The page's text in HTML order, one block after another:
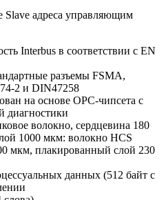
Slave адреса управляющим
Interbus в соответствии с EN
разъемы FSMA,
2 и DIN47258
на основе OPC-чипсета с
диагностики
волокно, сердцевина 180
1000 мкм: волокно HCS
мкм, плакированный слой 230
данных (512 байт с